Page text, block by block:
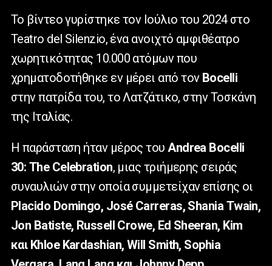
Το βίντεο γυρίστηκε τον Ιούλιο του 2024 στο
Teatro del Silenzio, ένα ανοιχτό αμφιθέατρο
χωρητικότητας 10.000 ατόμων που
χρηματοδοτήθηκε εν μέρει από τον Bocelli
στην πατρίδα του, το Λατζάτικο, στην Τοσκάνη
της Ιταλίας.
Η παράσταση ήταν μέρος τουAndrea Bocelli
30: The Celebration, μιας τριήμερης σειράς
συναυλιών στην οποία συμμετείχαν επίσης οι
Placido Domingo, José Carreras, Shania Twain,
Jon Batiste, Russell Crowe, Ed Sheeran, Kim
και Khloe Kardashian, Will Smith, Sophia